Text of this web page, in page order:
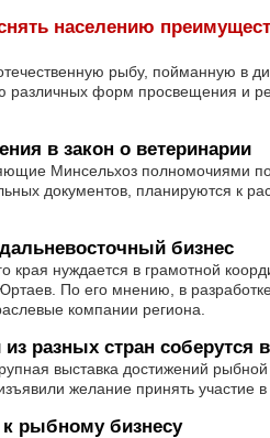
населению
рыбу, пойманную в
различных форм просвещения и
в закон о ветеринарии
Минсельхоз полномочиями
документов, планируются к
бизнес
края нуждается в грамотной
По его мнению, в
компании региона.
разных стран соберутся в
выставка достижений
желание принять участие
рыбному бизнесу